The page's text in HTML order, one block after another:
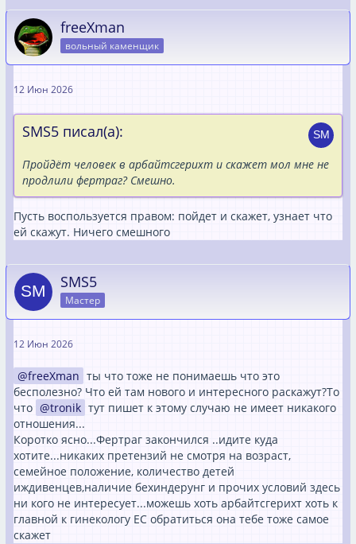
freeXman
вольный каменщик
12 Июн 2026
SMS5 писал(а):
Пройдёт человек в арбайтсгерихт и скажет мол мне не
продлили фертраг? Смешно.
Пусть воспользуется правом: пойдет и скажет, узнает что
ей скажут. Ничего смешного
SMS5
Мастер
12 Июн 2026
freeXman ты что тоже не понимаешь что это
бесполезно? Что ей там нового и интересного раскажут?То
что
tronik тут пишет к этому случаю не имеет никакого
отношения...
Коротко ясно...Фертраг закончился ..идите куда
хотите...никаких претензий не смотря на возраст,
семейное положение, количество детей
иждивенцев,наличие бехиндерунг и прочих условий здесь
ни кого не интересует...можешь хоть арбайтсгерихт хоть к
главной к гинекологу ЕС обратиться она тебе тоже самое
скажет